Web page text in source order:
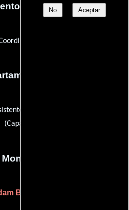
No Aceptar
de transporte
de transporte)
de electricidad
de cámara) y
(Capataz)
Montaje
Bernardi